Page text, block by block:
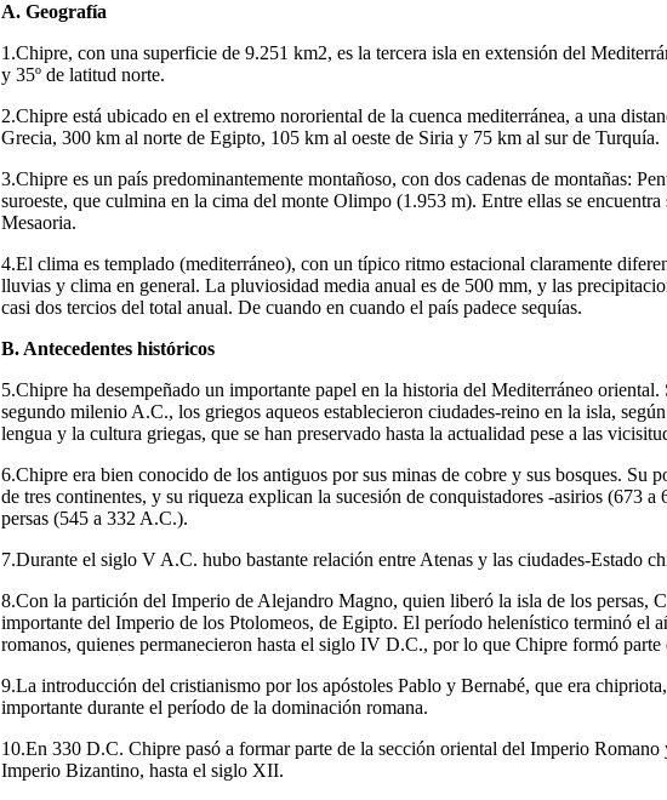
A. Geografía
1.Chipre, con una superficie de 9.251 km2, es la tercera isla en extensión del
y 35º de latitud norte.
2.Chipre está ubicado en el extremo nororiental de la cuenca mediterránea, a una
Grecia, 300 km al norte de Egipto, 105 km al oeste de Siria y 75 km al sur de Turquía.
3.Chipre es un país predominantemente montañoso, con dos cadenas de montañas:
suroeste, que culmina en la cima del monte Olimpo (1.953 m). Entre ellas se encuentra
Mesaoria.
4.El clima es templado (mediterráneo), con un típico ritmo estacional claramente
lluvias y clima en general. La pluviosidad media anual es de 500 mm, y las
casi dos tercios del total anual. De cuando en cuando el país padece sequías.
B. Antecedentes históricos
5.Chipre ha desempeñado un importante papel en la historia del Mediterráneo
segundo milenio A.C., los griegos aqueos establecieron ciudades-reino en la isla,
lengua y la cultura griegas, que se han preservado hasta la actualidad pese a las
6.Chipre era bien conocido de los antiguos por sus minas de cobre y sus bosques. Su
de tres continentes, y su riqueza explican la sucesión de conquistadores -asirios (673
persas (545 a 332 A.C.).
7.Durante el siglo V A.C. hubo bastante relación entre Atenas y las ciudades-Estado
8.Con la partición del Imperio de Alejandro Magno, quien liberó la isla de los persas,
importante del Imperio de los Ptolomeos, de Egipto. El período helenístico terminó el
romanos, quienes permanecieron hasta el siglo IV D.C., por lo que Chipre formó
9.La introducción del cristianismo por los apóstoles Pablo y Bernabé, que era
importante durante el período de la dominación romana.
10.En 330 D.C. Chipre pasó a formar parte de la sección oriental del Imperio
Imperio Bizantino, hasta el siglo XII.